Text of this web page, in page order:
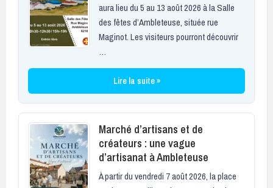
aura lieu du 5 au 13 août 2026 à la Salle
des fêtes d’Ambleteuse, située rue
Maginot. Les visiteurs pourront découvrir
…
Lire la suite »
Marché d’artisans et de
créateurs : une vague
d’artisanat à Ambleteuse
À partir du vendredi 7 août 2026, la place